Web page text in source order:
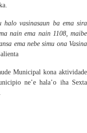
halo vasinasaun ba ema sira
nain ema nain 1108, maibe
ema nebe simu ona Vasina
Municipal kona aktividade
ne’e hala’o iha Sexta